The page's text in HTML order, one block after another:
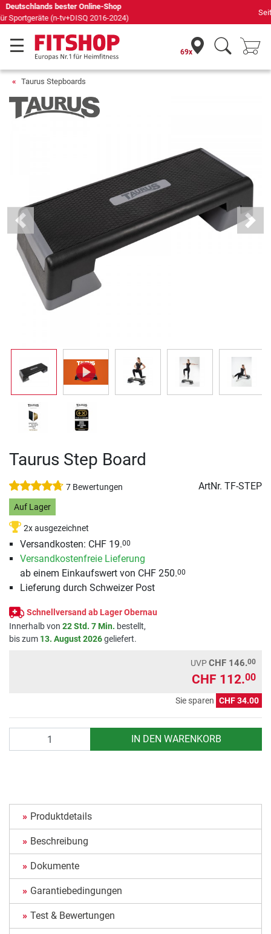
Seit 42 Jahren Ihr Experte für Heimfitness
69x
Taurus Stepboards
Previous Next
Taurus Step Board
7 Bewertungen ArtNr. TF-STEP
Auf Lager
2x ausgezeichnet
Versandkosten: CHF 19.00
Versandkostenfreie Lieferung
ab einem Einkaufswert von CHF 250.00
Lieferung durch Schweizer Post
Schnellversand ab Lager Obernau
Innerhalb von 22 Std. 7 Min. bestellt,
bis zum 13. August 2026geliefert.
UVPCHF 146.00
CHF 112.00
Sie sparen CHF 34.00
IN DEN WARENKORB
Produktdetails
Beschreibung
Dokumente
Garantiebedingungen
Test & Bewertungen